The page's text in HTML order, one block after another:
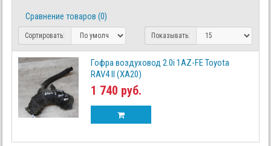
Сравнение товаров (0)
Сортировать: Показывать:
Гофра воздуховод 2.0i 1AZ-FE Toyota
RAV4 II (XA20)
1 740 руб.